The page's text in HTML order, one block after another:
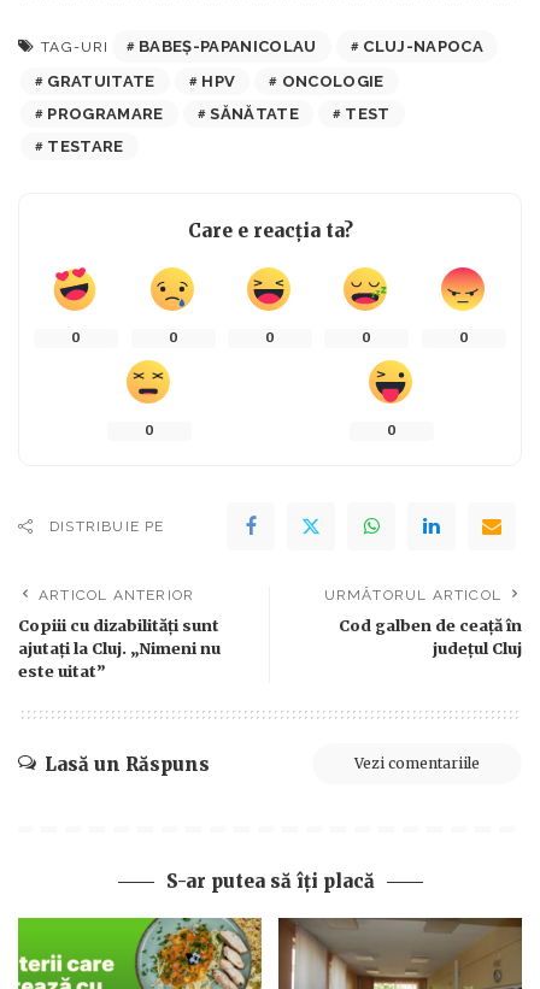
TAG-URI BABEȘ-PAPANICOLAU
CLUJ-NAPOCA
GRATUITATE
HPV
ONCOLOGIE
PROGRAMARE
SĂNĂTATE
TEST
TESTARE
Care e reacția ta?
0 0 0 0 0
0 0
DISTRIBUIE PE
ARTICOL ANTERIOR
Copiii cu dizabilități sunt
ajutați la Cluj. „Nimeni nu
este uitat”
URMĂTORUL ARTICOL
Cod galben de ceață în
județul Cluj
Lasă un Răspuns Vezi comentariile
S-ar putea să îți placă